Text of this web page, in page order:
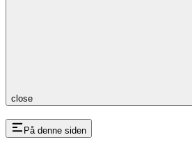
close
På denne siden